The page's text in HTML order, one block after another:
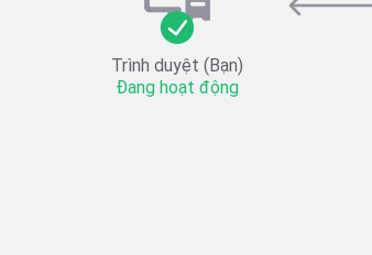
Trình duyệt (Bạn)
Đang hoạt động